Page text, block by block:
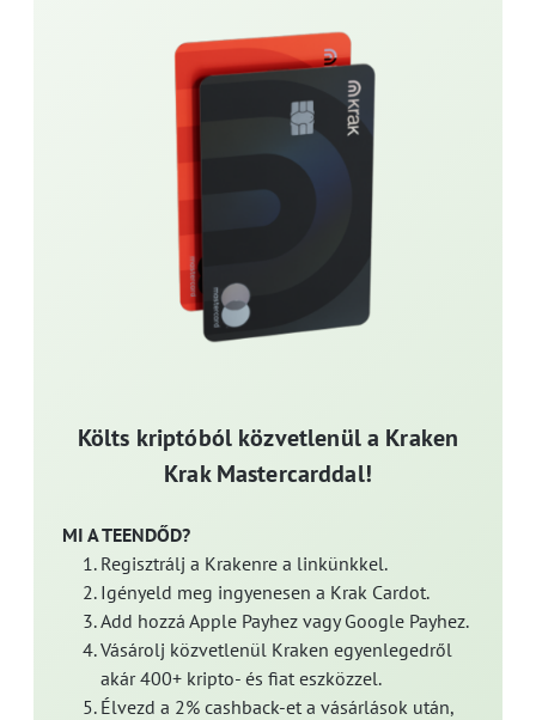
Költs kriptóból közvetlenül a Kraken
Krak Mastercarddal!
MI A TEENDŐD?
Regisztrálj a Krakenre a linkünkkel.
Igényeld meg ingyenesen a Krak Cardot.
Add hozzá Apple Payhez vagy Google Payhez.
Vásárolj közvetlenül Kraken egyenlegedről
akár 400+ kripto- és fiat eszközzel.
Élvezd a 2% cashback-et a vásárlások után,